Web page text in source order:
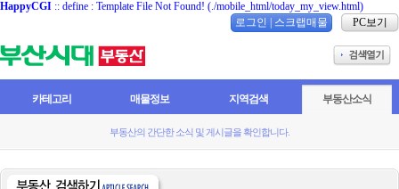
HappyCGI :: define : Template File Not Found! (./mobile_html/today_my_view.html)
로그인
스크랩매물 PC보기
카테고리 매물정보 지역검색 부동산소식
부동산의 간단한 소식 및 게시글을 확인합니다.